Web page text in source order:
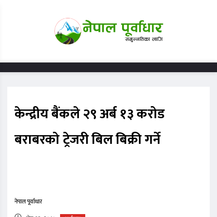
केन्द्रीय बैंकले २९ अर्ब १३ करोड
बराबरको ट्रेजरी बिल बिक्री गर्ने
नेपाल पूर्वाधार